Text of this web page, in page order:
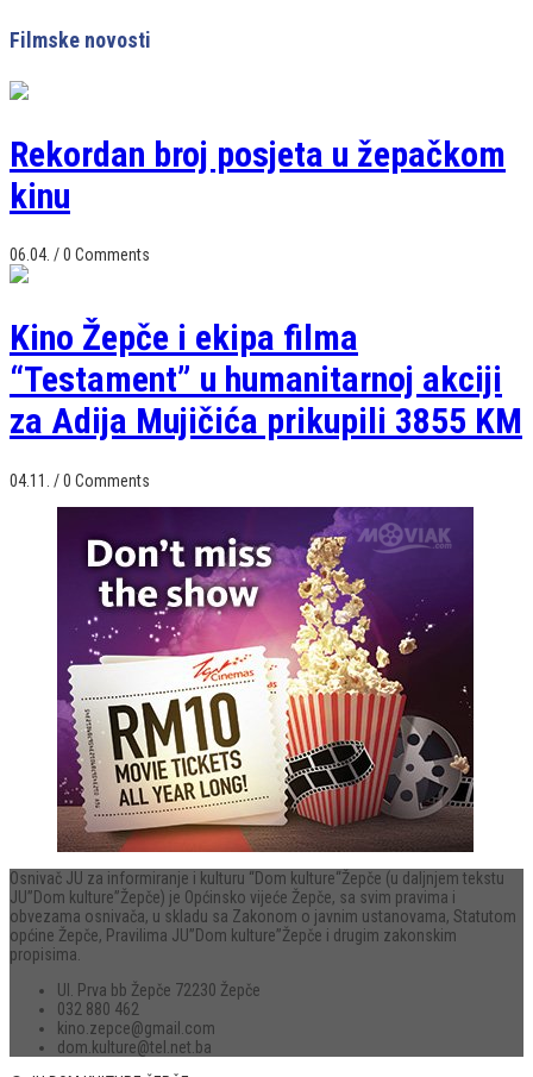
Filmske novosti
Rekordan broj posjeta u žepačkom
kinu
06.04. /0 Comments
Kino Žepče i ekipa filma
“Testament” u humanitarnoj akciji
za Adija Mujičića prikupili 3855 KM
04.11. /0 Comments
Osnivač JU za informiranje i kulturu “Dom kulture“Žepče (u daljnjem tekstu
JU”Dom kulture”Žepče) je Općinsko vijeće Žepče, sa svim pravima i
obvezama osnivača, u skladu sa Zakonom o javnim ustanovama, Statutom
općine Žepče, Pravilima JU”Dom kulture”Žepče i drugim zakonskim
propisima.
Ul. Prva bb Žepče 72230 Žepče
032 880 462
kino.zepce@gmail.com
dom.kulture@tel.net.ba